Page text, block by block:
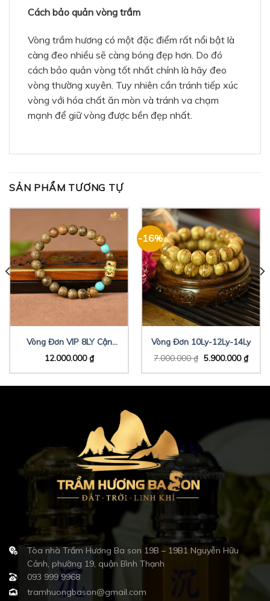
Cách bảo quản vòng trầm
Vòng trầm hương có một đặc điểm rất nổi bật là
càng đeo nhiều sẽ càng bóng đẹp hơn. Do đó
cách bảo quản vòng tốt nhất chính là hãy đeo
vòng thường xuyên. Tuy nhiên cần tránh tiếp xúc
vòng với hóa chất ăn mòn và tránh va chạm
mạnh để giữ vòng được bền đẹp nhất.
SẢN PHẨM TƯƠNG TỰ
Vòng Đơn VIP 8LY Cận
12.000.000₫
-16%
Vòng Đơn 10Ly-12Ly-14Ly
7.000.000₫ 5.900.000₫
Tòa nhà Trầm Hương Ba son 19B – 19B1 Nguyễn Hữu
Cảnh, phường 19, quận Bình Thạnh
093 999 9968
tramhuongbason@gmail.com